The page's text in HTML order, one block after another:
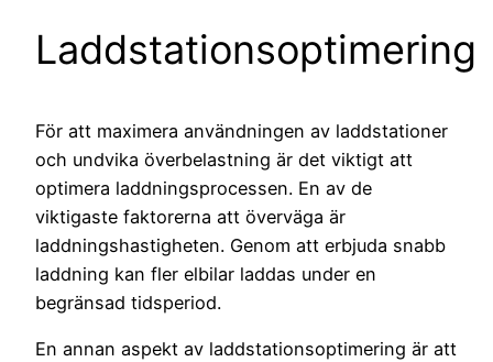
Laddstationsoptimering
För att maximera användningen av laddstationer
och undvika överbelastning är det viktigt att
optimera laddningsprocessen. En av de
viktigaste faktorerna att överväga är
laddningshastigheten. Genom att erbjuda snabb
laddning kan fler elbilar laddas under en
begränsad tidsperiod.
En annan aspekt av laddstationsoptimering är att